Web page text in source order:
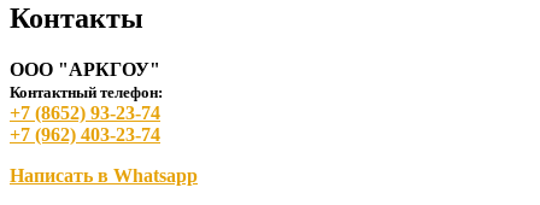
Контакты
ООО "АРКГОУ"
Контактный телефон:
+7 (8652) 93-23-74
+7 (962) 403-23-74
Написать в Whatsapp